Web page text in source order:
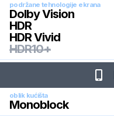
podržane tehnologije ekrana
Dolby Vision
HDR
HDR Vivid
HDR10+
oblik kućišta
Monoblock